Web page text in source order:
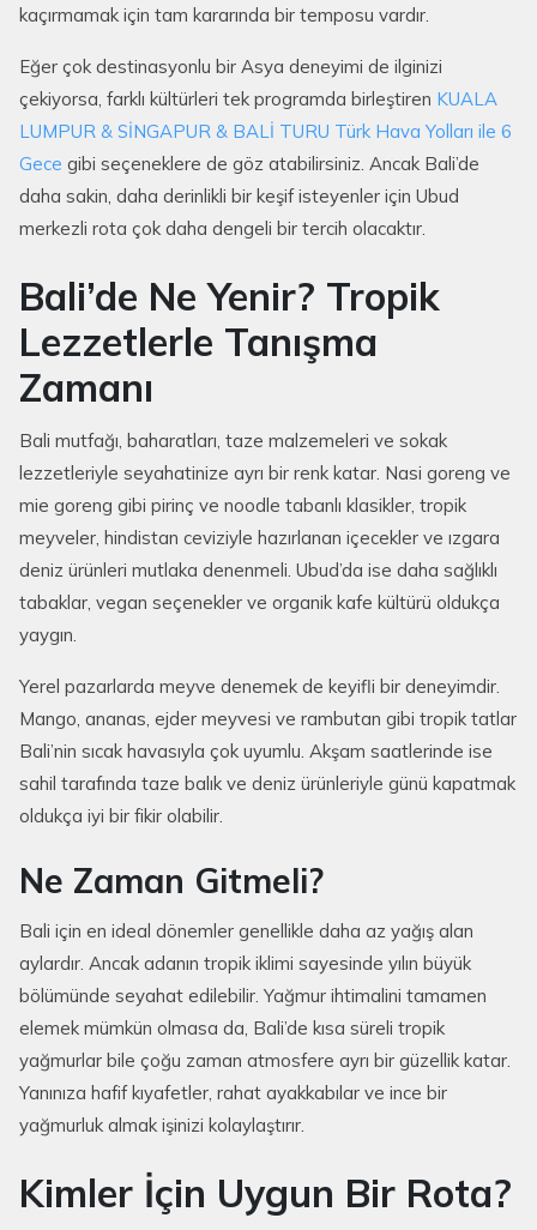
kaçırmamak için tam kararında bir temposu vardır.
Eğer çok destinasyonlu bir Asya deneyimi de ilginizi
çekiyorsa, farklı kültürleri tek programda birleştiren KUALA
LUMPUR & SİNGAPUR & BALİ TURU Türk Hava Yolları ile 6
Gece gibi seçeneklere de göz atabilirsiniz. Ancak Bali’de
daha sakin, daha derinlikli bir keşif isteyenler için Ubud
merkezli rota çok daha dengeli bir tercih olacaktır.
Bali’de Ne Yenir? Tropik
Lezzetlerle Tanışma
Zamanı
Bali mutfağı, baharatları, taze malzemeleri ve sokak
lezzetleriyle seyahatinize ayrı bir renk katar. Nasi goreng ve
mie goreng gibi pirinç ve noodle tabanlı klasikler, tropik
meyveler, hindistan ceviziyle hazırlanan içecekler ve ızgara
deniz ürünleri mutlaka denenmeli. Ubud’da ise daha sağlıklı
tabaklar, vegan seçenekler ve organik kafe kültürü oldukça
yaygın.
Yerel pazarlarda meyve denemek de keyifli bir deneyimdir.
Mango, ananas, ejder meyvesi ve rambutan gibi tropik tatlar
Bali’nin sıcak havasıyla çok uyumlu. Akşam saatlerinde ise
sahil tarafında taze balık ve deniz ürünleriyle günü kapatmak
oldukça iyi bir fikir olabilir.
Ne Zaman Gitmeli?
Bali için en ideal dönemler genellikle daha az yağış alan
aylardır. Ancak adanın tropik iklimi sayesinde yılın büyük
bölümünde seyahat edilebilir. Yağmur ihtimalini tamamen
elemek mümkün olmasa da, Bali’de kısa süreli tropik
yağmurlar bile çoğu zaman atmosfere ayrı bir güzellik katar.
Yanınıza hafif kıyafetler, rahat ayakkabılar ve ince bir
yağmurluk almak işinizi kolaylaştırır.
Kimler İçin Uygun Bir Rota?